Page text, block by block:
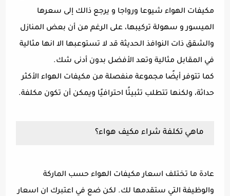
مكيفات الهواء شيوعا ورواجا و يرجع ذالك إلى سعرها
الميسور و سهولة تركيبها، على الرغم من أن بعض المنازل
والشقق ذات النوافذ الحديثة قد لا تستوعبها الا انها مثالية
في المقابل مثالية وتعد الأفضل بدون أدنى شك.
كما تتوفر أيضًا مجموعة منفصلة من مكيفات الهواء الأكثر
حداثة، ولكنها تتطلب تثبيتًا احترافيًا ويمكن أن تكون مكلفة.
ماهي تكلفة شراء مكيف هواء؟
عادة ما تختلف اسعار مكيفات الهواء حسب الماركة
والوظيفة التي ستقدمها لك. لكن ضع في اعتبرك ان اسعار